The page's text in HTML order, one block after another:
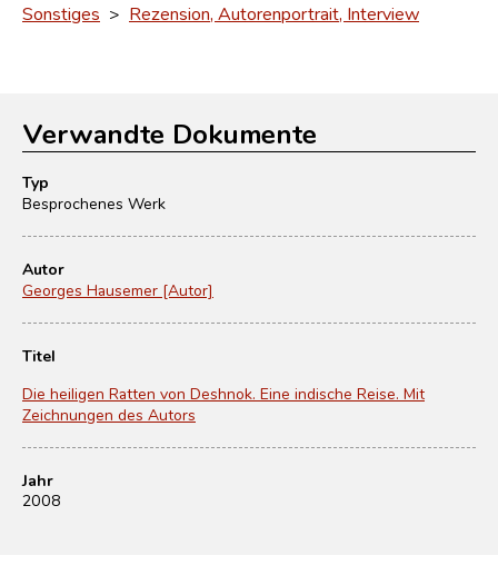
Sonstiges > Rezension, Autorenportrait, Interview
Verwandte Dokumente
Typ
Besprochenes Werk
Autor
Georges Hausemer [Autor]
Titel
Die heiligen Ratten von Deshnok. Eine indische Reise. Mit
Zeichnungen des Autors
Jahr
2008